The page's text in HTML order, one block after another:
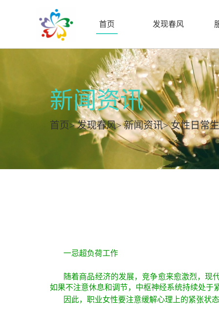
首页 发现春风
新闻资讯
首页>发现春风>新闻资讯> 女性日常
一忌超负荷工作
随着商品经济的发展，竞争愈来愈激烈，现
如果不注意休息和调节，中枢神经系统持续处于
因此，职业女性要注意缓解心理上的紧张状